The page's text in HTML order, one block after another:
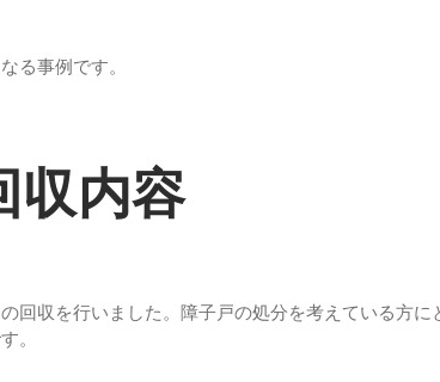
る事例です。
収内容
回収を行いました。障子戸の処分を考えている方に
。